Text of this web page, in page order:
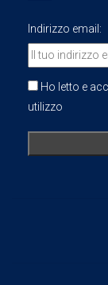
Indirizzo email:
Ho letto e
utilizzo